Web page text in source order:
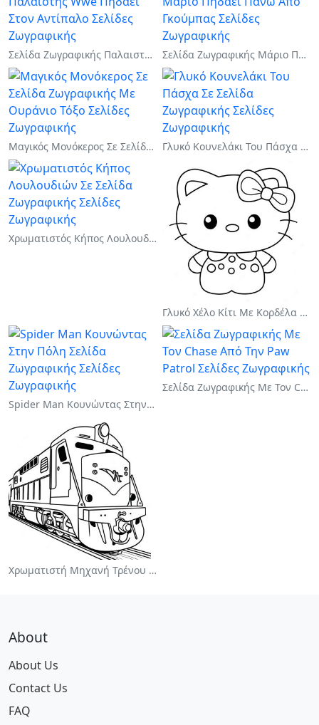
Σελίδα Ζωγραφικής Παλαιστής Wwe Πηδάει Στον Αντίπαλο Σελίδα Ζωγραφικής Μάριο Πηδάει Πάνω Από Γκούμπας
Μαγικός Μονόκερος Σε Σελίδα Ζωγραφικής Με Ουράνιο Τόξο Γλυκό Κουνελάκι Του Πάσχα Σε Σελίδα Ζωγραφικής
Χρωματιστός Κήπος Λουλουδιών Σε Σελίδα Ζωγραφικής
Γλυκό Χέλο Κίτι Με Κορδέλα Σελίδα Ζωγραφικής
Spider Man Κουνώντας Στην Πόλη Σελίδα Ζωγραφικής
Σελίδα Ζωγραφικής Με Τον Chase Από Την Paw Patrol
Χρωματιστή Μηχανή Τρένου Ζωγραφικής
About
About Us
Contact Us
FAQ